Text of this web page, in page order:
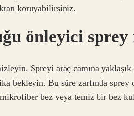
koruyabilirsiniz.
önleyici sprey
Spreyi araç camına
bekleyin. Bu süre zarfında
bez veya temiz bir bez